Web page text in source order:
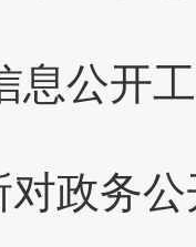
息公开
对政务